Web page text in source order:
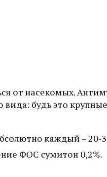
от насекомых.
будь это
каждый – 20-
ФОС сумитон 0,2%.